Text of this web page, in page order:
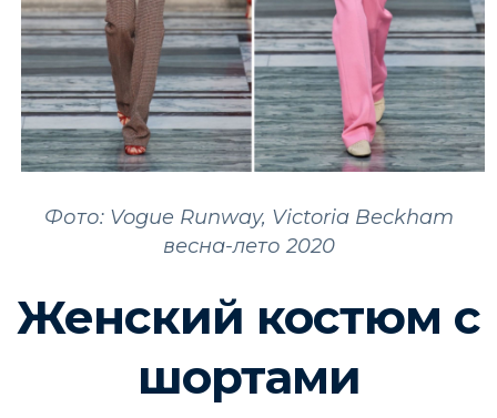
Фото: Vogue Runway, Victoria Beckham
весна-лето 2020
Женский костюм с
шортами